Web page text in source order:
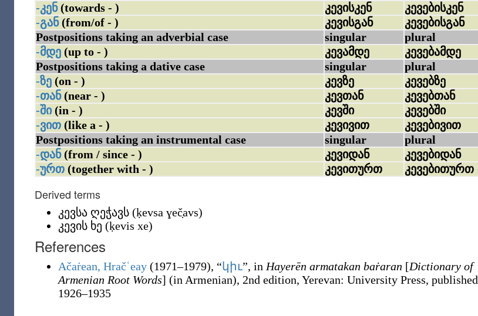
-კენ(towards - ) კევისკენ
კევებისკენ
-გან(from/of - ) კევისგან
კევებისგან
Postpositions taking an adverbial case
singular
plural
-მდე (up to - ) კევამდე
კევებამდე
Postpositions taking a dative case
singular
plural
-ზე (on - ) კევზე
კევებზე
-თან(near - ) კევთან
კევებთან
-ში(in - ) კევში
კევებში
-ვით (like a - ) კევივით
კევებივით
Postpositions taking an instrumental case
singular
plural
-დან(from / since - ) კევიდან
კევებიდან
-ურთ (together with - ) კევითურთ კევებითურთ
Derived terms
კევსა ღეჭავს (ḳevsa ɣeč̣avs)
კევის ხე (ḳevis xe)
References
Ačaṙean, Hračʿeay (1971–1979), “կիւ”, in Hayerēn armatakan baṙaran [Dictionary of
Armenian Root Words] (in Armenian), 2nd edition, Yerevan: University Press, published
1926–1935